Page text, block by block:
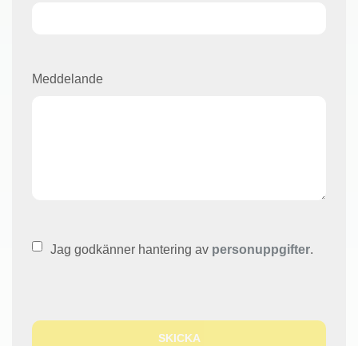
Meddelande
Integritet(Obligatoriskt)
Jag godkänner hantering av personuppgifter.